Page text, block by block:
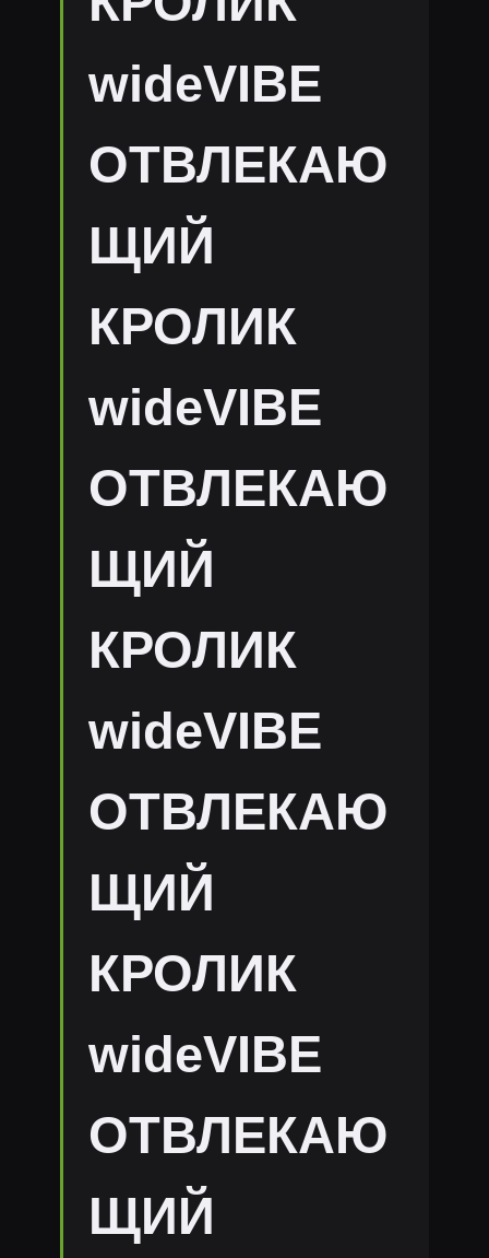
wideVIBE
ОТВЛЕКАЮ
ЩИЙ
КРОЛИК
wideVIBE
ОТВЛЕКАЮ
ЩИЙ
КРОЛИК
wideVIBE
ОТВЛЕКАЮ
ЩИЙ
КРОЛИК
wideVIBE
ОТВЛЕКАЮ
ЩИЙ